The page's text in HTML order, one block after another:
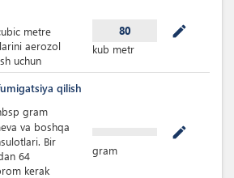
metre
aerozol
uchun
80 mode_edit
kub metr
qilish
gram
va boshqa
Bir
64
kerak
mode_edit
gram